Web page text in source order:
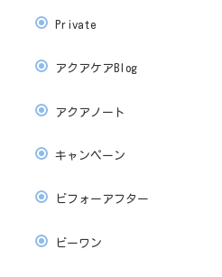
Private
アクアケアBlog
アクアノート
キャンペーン
ビフォーアフター
ビーワン